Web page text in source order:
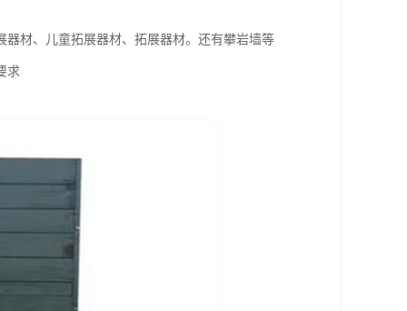
材、儿童拓展器材、拓展器材。还有攀岩墙等
求